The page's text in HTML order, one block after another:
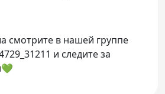
смотрите в нашей группе
и следите за